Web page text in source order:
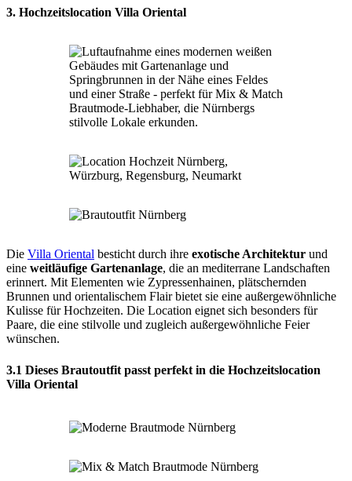
3. Hochzeitslocation Villa Oriental
Die Villa Oriental besticht durch ihre exotische Architektur und
eine weitläufige Gartenanlage, die an mediterrane Landschaften
erinnert. Mit Elementen wie Zypressenhainen, plätschernden
Brunnen und orientalischem Flair bietet sie eine außergewöhnliche
Kulisse für Hochzeiten. Die Location eignet sich besonders für
Paare, die eine stilvolle und zugleich außergewöhnliche Feier
wünschen.​ ​
3.1 Dieses Brautoutfit passt perfekt in die Hochzeitslocation
Villa Oriental